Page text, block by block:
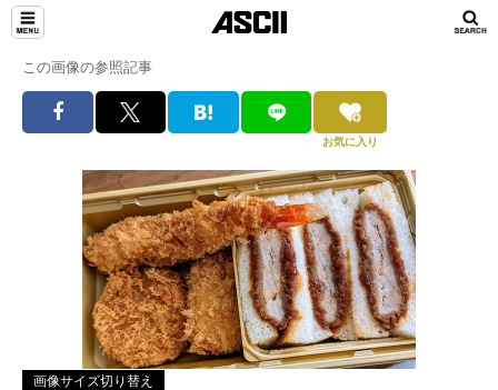
この画像の参照記事
お気に入り
画像サイズ切り替え